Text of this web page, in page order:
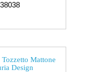
Mattone
Design